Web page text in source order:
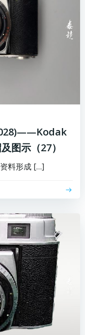
图示（27）
料形成 […]